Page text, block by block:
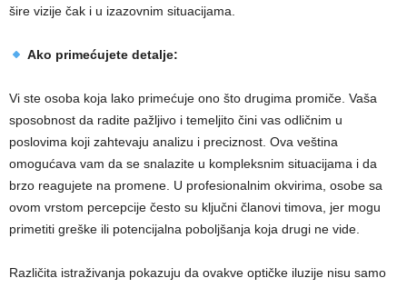
šire vizije čak i u izazovnim situacijama.
Ako primećujete detalje:
Vi ste osoba koja lako primećuje ono što drugima promiče. Vaša
sposobnost da radite pažljivo i temeljito čini vas odličnim u
poslovima koji zahtevaju analizu i preciznost. Ova veština
omogućava vam da se snalazite u kompleksnim situacijama i da
brzo reagujete na promene. U profesionalnim okvirima, osobe sa
ovom vrstom percepcije često su ključni članovi timova, jer mogu
primetiti greške ili potencijalna poboljšanja koja drugi ne vide.
Različita istraživanja pokazuju da ovakve optičke iluzije nisu samo